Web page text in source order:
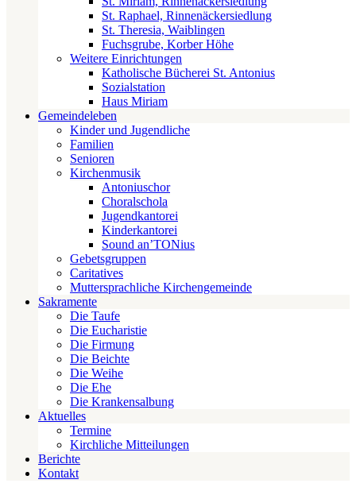
St. Raphael, Rinnenäckersiedlung
St. Theresia, Waiblingen
Fuchsgrube, Korber Höhe
Weitere Einrichtungen
Katholische Bücherei St. Antonius
Sozialstation
Haus Miriam
Gemeindeleben
Kinder und Jugendliche
Familien
Senioren
Kirchenmusik
Antoniuschor
Choralschola
Jugendkantorei
Kinderkantorei
Sound an’TONius
Gebetsgruppen
Caritatives
Muttersprachliche Kirchengemeinde
Sakramente
Die Taufe
Die Eucharistie
Die Firmung
Die Beichte
Die Weihe
Die Ehe
Die Krankensalbung
Aktuelles
Termine
Kirchliche Mitteilungen
Berichte
Kontakt